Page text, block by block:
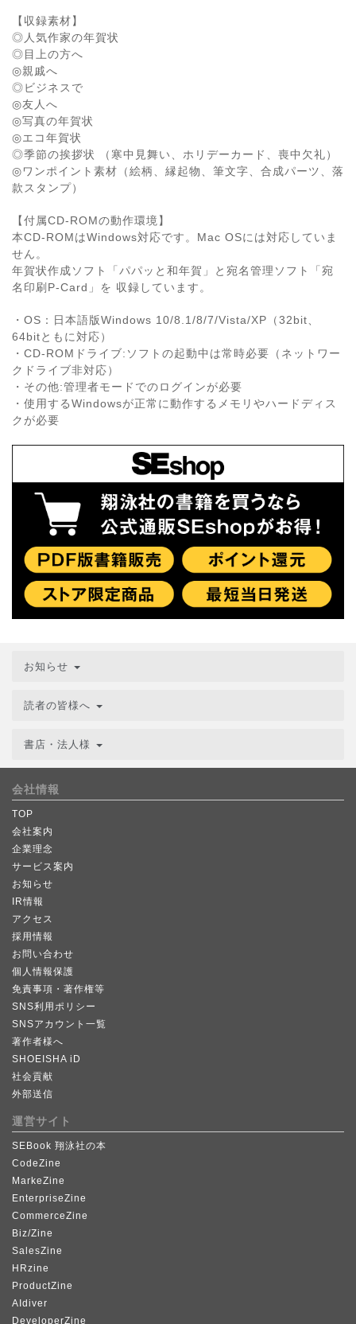
【収録素材】
◎人気作家の年賀状
◎目上の方へ
◎親戚へ
◎ビジネスで
◎友人へ
◎写真の年賀状
◎エコ年賀状
◎季節の挨拶状 （寒中見舞い、ホリデーカード、喪中欠礼）
◎ワンポイント素材（絵柄、縁起物、筆文字、合成パーツ、落
款スタンプ）
【付属CD-ROMの動作環境】
本CD-ROMはWindows対応です。Mac OSには対応していま
せん。
年賀状作成ソフト「パパッと和年賀」と宛名管理ソフト「宛
名印刷P-Card」を 収録しています。
・OS：日本語版Windows 10/8.1/8/7/Vista/XP（32bit、
64bitともに対応）
・CD-ROMドライブ:ソフトの起動中は常時必要（ネットワー
クドライブ非対応）
・その他:管理者モードでのログインが必要
・使用するWindowsが正常に動作するメモリやハードディス
クが必要
お知らせ
読者の皆様へ
書店・法人様
会社情報
TOP
会社案内
企業理念
サービス案内
お知らせ
IR情報
アクセス
採用情報
お問い合わせ
個人情報保護
免責事項・著作権等
SNS利用ポリシー
SNSアカウント一覧
著作者様へ
SHOEISHA iD
社会貢献
外部送信
運営サイト
SEBook 翔泳社の本
CodeZine
MarkeZine
EnterpriseZine
CommerceZine
Biz/Zine
SalesZine
HRzine
ProductZine
AIdiver
DeveloperZine